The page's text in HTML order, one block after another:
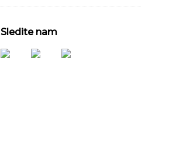
Sledite nam